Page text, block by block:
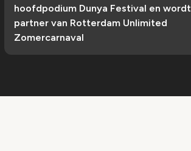
hoofdpodium Dunya Festival en wordt
partner van Rotterdam Unlimited
Zomercarnaval